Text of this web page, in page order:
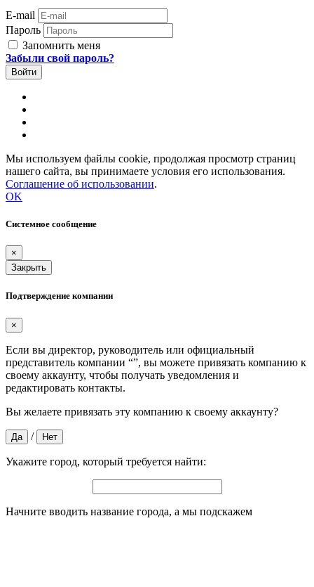
E-mail
Пароль
Запомнить меня
Забыли свой пароль?
Мы используем файлы cookie, продолжая просмотр страниц
нашего сайта, вы принимаете условия его использования.
Соглашение об использовании.
OK
Системное сообщение
×
Закрыть
Подтверждение компании
×
Если вы директор, руководитель или официальный
представитель компании “”, вы можете привязать компанию к
своему аккаунту, чтобы получать уведомления и
редактировать контакты.
Вы желаете привязать эту компанию к своему аккаунту?
Да / Нет
Укажите город, который требуется найти:
Начните вводить название города, а мы подскажем